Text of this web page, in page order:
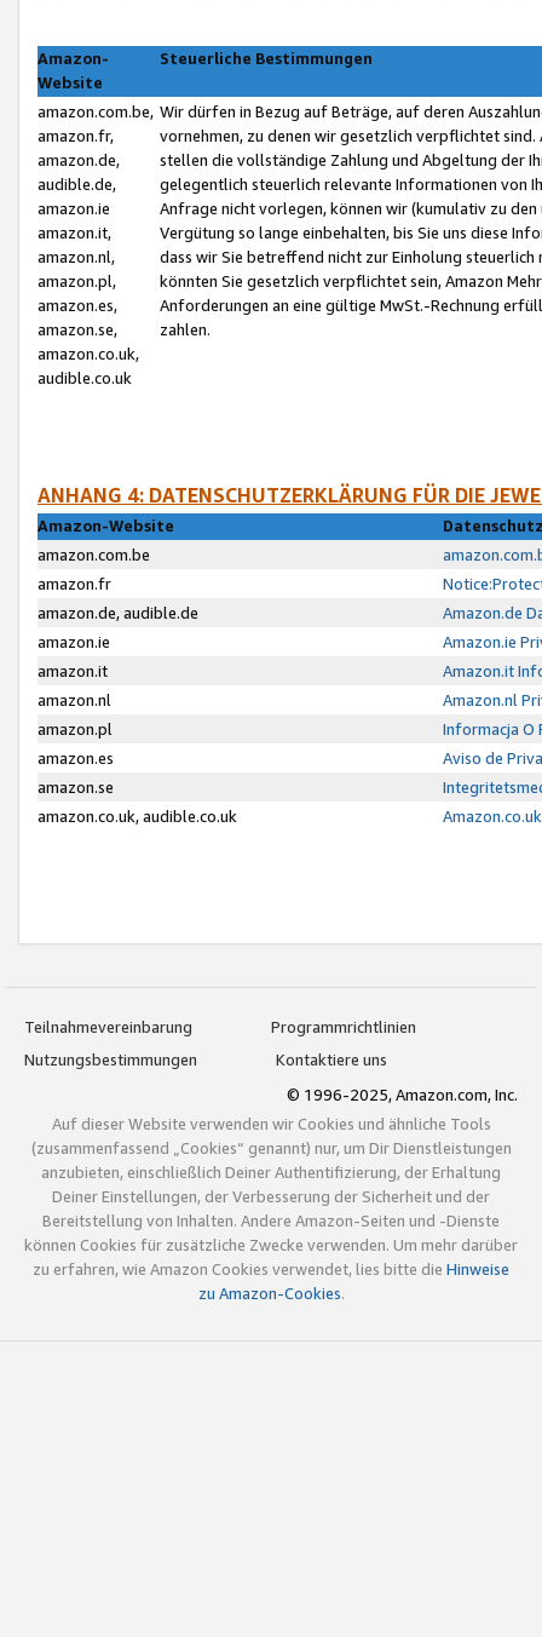
Amazon-
Website
Steuerliche Bestimmungen
amazon.com.be,
amazon.fr,
amazon.de,
audible.de,
amazon.ie
amazon.it,
amazon.nl,
amazon.pl,
amazon.es,
amazon.se,
amazon.co.uk,
audible.co.uk
Wir dürfen in Bezug auf Beträge, auf deren
vornehmen, zu denen wir gesetzlich verpflichtet
stellen die vollständige Zahlung und Abgeltung der
gelegentlich steuerlich relevante Informationen von
Anfrage nicht vorlegen, können wir (kumulativ zu
Vergütung so lange einbehalten, bis Sie uns diese
dass wir Sie betreffend nicht zur Einholung
könnten Sie gesetzlich verpflichtet sein, Amazon
Anforderungen an eine gültige MwSt.-Rechnung
zahlen.
ANHANG 4: DATENSCHUTZERKLÄRUNG FÜR DIE
Amazon-Website
amazon.com.be
amazon.fr
amazon.de, audible.de
Amazon.de
amazon.ie
Amazon.ie
amazon.it
Amazon.it
amazon.nl
Amazon.nl
amazon.pl
Informacja O
amazon.es
Aviso de
amazon.se
amazon.co.uk, audible.co.uk
Teilnahmevereinbarung
Programmrichtlinien
Nutzungsbestimmungen
Kontaktiere uns
© 1996-2025, Amazon.com, Inc.
Auf dieser Website verwenden wir Cookies und ähnliche Tools
(zusammenfassend „Cookies“ genannt) nur, um Dir Dienstleistungen
anzubieten, einschließlich Deiner Authentifizierung, der Erhaltung
Deiner Einstellungen, der Verbesserung der Sicherheit und der
Bereitstellung von Inhalten. Andere Amazon-Seiten und -Dienste
können Cookies für zusätzliche Zwecke verwenden. Um mehr darüber
zu erfahren, wie Amazon Cookies verwendet, lies bitte die Hinweise
zu Amazon-Cookies.